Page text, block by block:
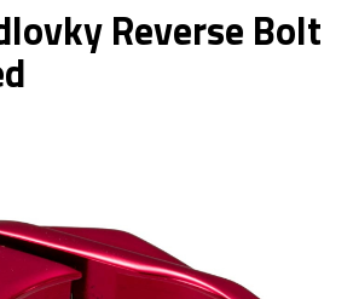
Reverse Bolt